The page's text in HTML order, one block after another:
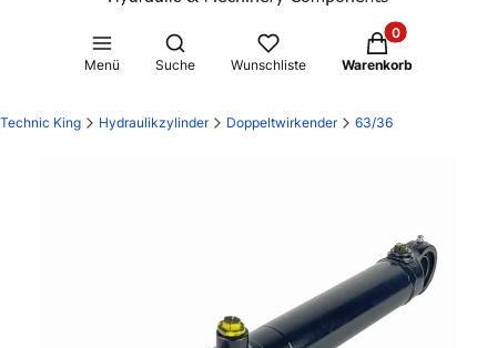
Menü
Suchmaschine öffnen
Suche Wunschliste
Produkte im
Warenkorb
Technic King Hydraulikzylinder Doppeltwirkender 63/36